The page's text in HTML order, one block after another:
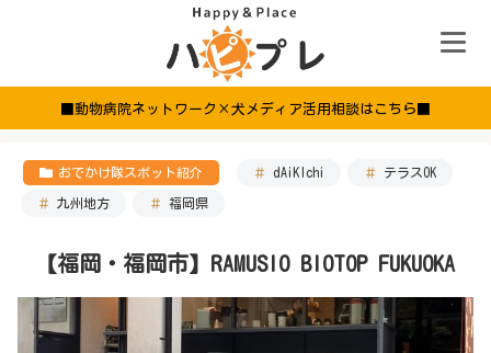
■動物病院ネットワーク×犬メディア活用相談はこちら■
おでかけ隊スポット紹介 dAiKIchi テラスOK
九州地方 福岡県
【福岡・福岡市】RAMUSIO BIOTOP FUKUOKA